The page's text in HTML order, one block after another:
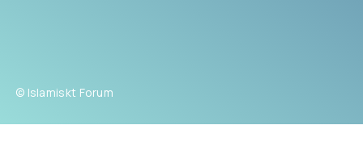
© Islamiskt Forum